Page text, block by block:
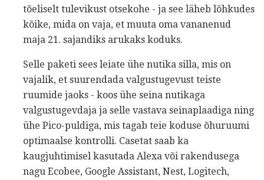
tõeliselt tulevikust otsekohe - ja see läheb lõhkudes
kõike, mida on vaja, et muuta oma vananenud
maja 21. sajandiks arukaks koduks.
Selle paketi sees leiate ühe nutika silla, mis on
vajalik, et suurendada valgustugevust teiste
ruumide jaoks - koos ühe seina nutikaga
valgustugevdaja ja selle vastava seinaplaadiga ning
ühe Pico-puldiga, mis tagab teie koduse õhuruumi
optimaalse kontrolli. Casetat saab ka
kaugjuhtimisel kasutada Alexa või rakendusega
nagu Ecobee, Google Assistant, Nest, Logitech,